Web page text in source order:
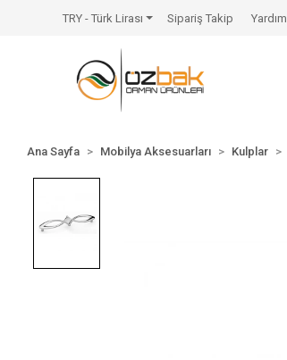
TRY - Türk Lirası Sipariş Takip Yardım
Ana Sayfa Mobilya Aksesuarları Kulplar